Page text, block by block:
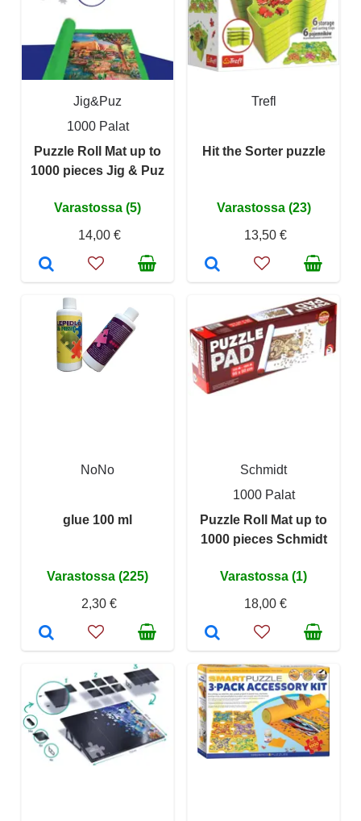
Jig&Puz
1000 Palat
Puzzle Roll Mat up to
1000 pieces Jig & Puz
Varastossa (5)
14,00 €
Trefl
Hit the Sorter puzzle
Varastossa (23)
13,50 €
NoNo
glue 100 ml
Varastossa (225)
2,30 €
Schmidt
1000 Palat
Puzzle Roll Mat up to
1000 pieces Schmidt
Varastossa (1)
18,00 €